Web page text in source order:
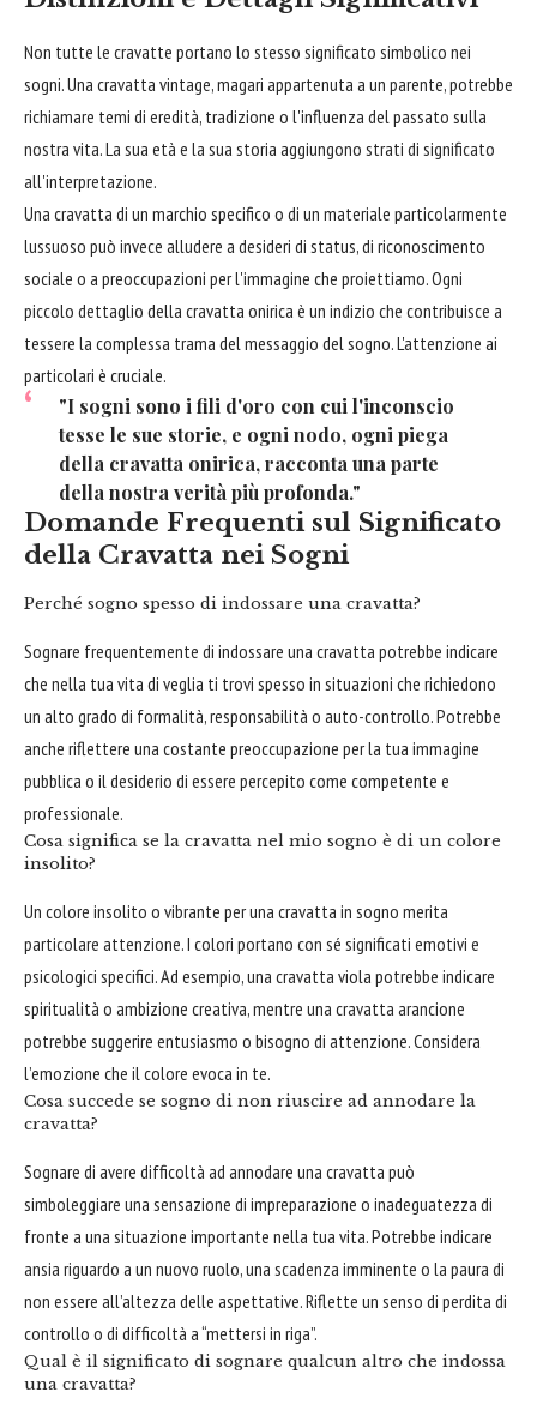
Non tutte le cravatte portano lo stesso significato simbolico nei
sogni. Una cravatta vintage, magari appartenuta a un parente, potrebbe
richiamare temi di eredità, tradizione o l'influenza del passato sulla
nostra vita. La sua età e la sua storia aggiungono strati di significato
all'interpretazione.
Una cravatta di un marchio specifico o di un materiale particolarmente
lussuoso può invece alludere a desideri di status, di riconoscimento
sociale o a preoccupazioni per l'immagine che proiettiamo. Ogni
piccolo dettaglio della cravatta onirica è un indizio che contribuisce a
tessere la complessa trama del messaggio del sogno. L'attenzione ai
particolari è cruciale.
"I sogni sono i fili d'oro con cui l'inconscio
tesse le sue storie, e ogni nodo, ogni piega
della cravatta onirica, racconta una parte
della nostra verità più profonda."
Domande Frequenti sul Significato
della Cravatta nei Sogni
Perché sogno spesso di indossare una cravatta?
Sognare frequentemente di indossare una cravatta potrebbe indicare
che nella tua vita di veglia ti trovi spesso in situazioni che richiedono
un alto grado di formalità, responsabilità o auto-controllo. Potrebbe
anche riflettere una costante preoccupazione per la tua immagine
pubblica o il desiderio di essere percepito come competente e
professionale.
Cosa significa se la cravatta nel mio sogno è di un colore
insolito?
Un colore insolito o vibrante per una cravatta in sogno merita
particolare attenzione. I colori portano con sé significati emotivi e
psicologici specifici. Ad esempio, una cravatta viola potrebbe indicare
spiritualità o ambizione creativa, mentre una cravatta arancione
potrebbe suggerire entusiasmo o bisogno di attenzione. Considera
l’emozione che il colore evoca in te.
Cosa succede se sogno di non riuscire ad annodare la
cravatta?
Sognare di avere difficoltà ad annodare una cravatta può
simboleggiare una sensazione di impreparazione o inadeguatezza di
fronte a una situazione importante nella tua vita. Potrebbe indicare
ansia riguardo a un nuovo ruolo, una scadenza imminente o la paura di
non essere all’altezza delle aspettative. Riflette un senso di perdita di
controllo o di difficoltà a “mettersi in riga”.
Qual è il significato di sognare qualcun altro che indossa
una cravatta?